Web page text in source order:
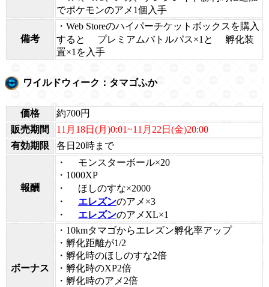
でポケモンのアメ1個入手
備考
・Web Storeのハイパーチケットボックスを購入
すると
プレミアムバトルパス×1と
孵化装
置×1を入手
ワイルドウィーク：タマゴふか
価格
約700円
販売期間
11月18日(月)0:01~11月22日(金)20:00
有効期限
各日20時まで
報酬
・
モンスターボール×20
・1000XP
・
ほしのすな×2000
・
エレズンのアメ×3
・
エレズンのアメXL×1
ボーナス
・10kmタマゴからエレズン孵化率アップ
・孵化距離が1/2
・孵化時のほしのすな2倍
・孵化時のXP2倍
・孵化時のアメ2倍